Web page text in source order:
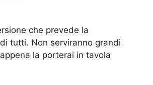
che prevede la
tutti. Non serviranno grandi
la porterai in tavola